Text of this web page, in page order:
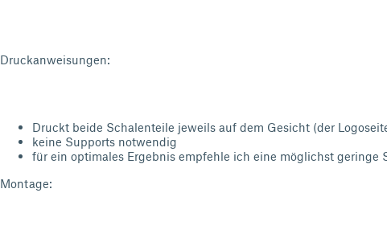
Druckanweisungen:
Druckt beide Schalenteile jeweils auf dem Gesicht (der
keine Supports notwendig
für ein optimales Ergebnis empfehle ich eine möglichst geringe
Montage: